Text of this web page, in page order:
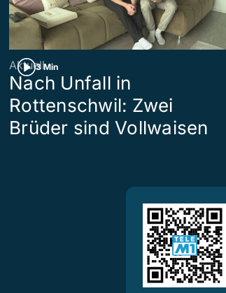
3 Min
Aktuell
Nach Unfall in
Rottenschwil: Zwei
Brüder sind Vollwaisen